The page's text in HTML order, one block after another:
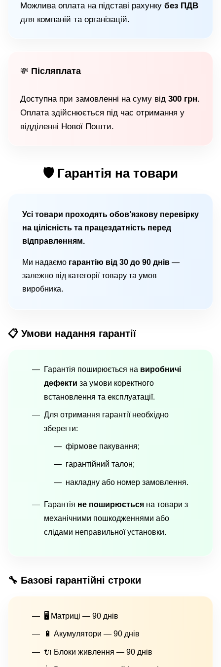
Можлива оплата на підставі рахунку без ПДВ
для компаній та організацій.
💸 Післяплата
Доступна при замовленні на суму від 300 грн.
Оплата здійснюється під час отримання у
відділенні Нової Пошти.
🛡 Гарантія на товари
Усі товари проходять обов’язкову перевірку
на цілісність та працездатність перед
відправленням.
Ми надаємо гарантію від 30 до 90 днів —
залежно від категорії товару та умов
виробника.
📋 Умови надання гарантії
Гарантія поширюється на виробничі
дефекти за умови коректного
встановлення та експлуатації.
Для отримання гарантії необхідно
зберегти:
фірмове пакування;
гарантійний талон;
накладну або номер замовлення.
Гарантія не поширюється на товари з
механічними пошкодженнями або
слідами неправильної установки.
🔧 Базові гарантійні строки
🖥 Матриці — 90 днів
🔋 Акумулятори — 90 днів
🔌 Блоки живлення — 90 днів